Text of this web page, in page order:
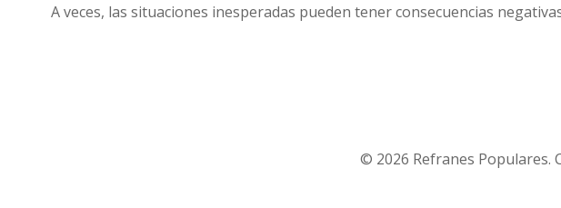
A veces, las situaciones inesperadas pueden tener consecuencias
© 2026 Refranes Populares.